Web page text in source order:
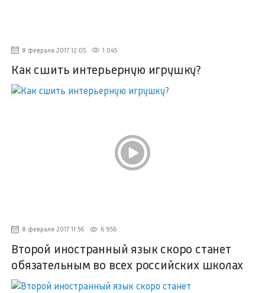
8 февраля 2017 12:05 1 045
Как сшить интерьерную игрушку?
8 февраля 2017 11:56 6 956
Второй иностранный язык скоро станет
обязательным во всех российских школах